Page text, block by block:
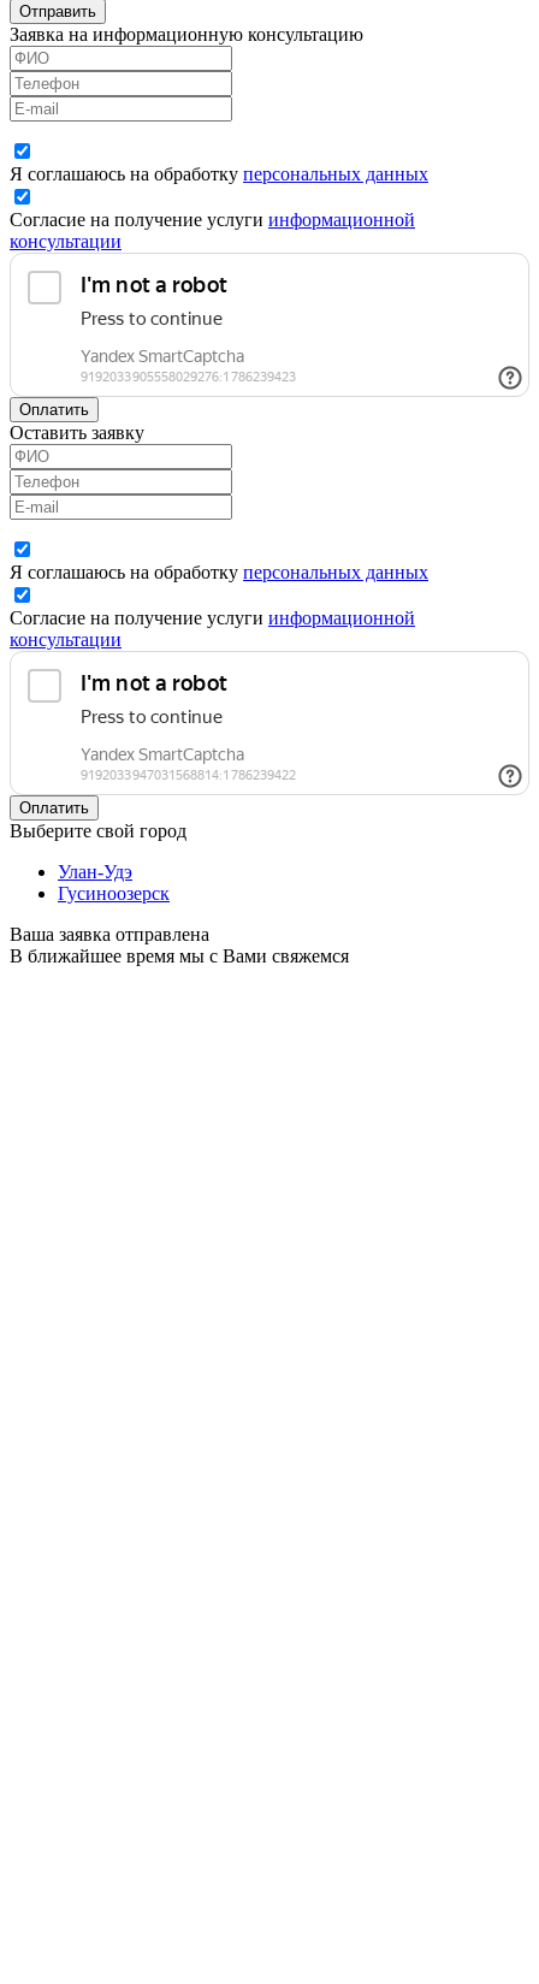
Отправить
Заявка на информационную консультацию
Я соглашаюсь на обработку персональных данных
Согласие на получение услуги информационной
консультации
Оплатить
Оставить заявку
Я соглашаюсь на обработку персональных данных
Согласие на получение услуги информационной
консультации
Оплатить
Выберите свой город
Улан-Удэ
Гусиноозерск
Ваша заявка отправлена
В ближайшее время мы с Вами свяжемся